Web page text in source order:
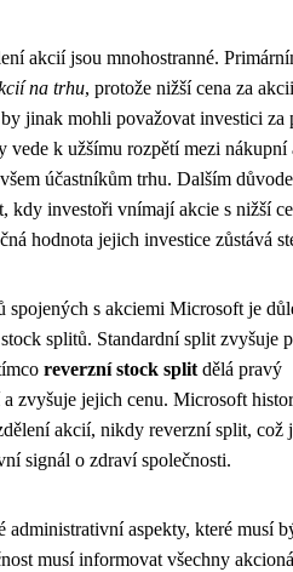
akcií jsou mnohostranné.
na trhu, protože nižší cena za akcii
jinak mohli považovat investici za
k užšímu rozpětí mezi nákupní
účastníkům trhu. Dalším
kdy investoři vnímají akcie s nižší
hodnota jejich investice zůstává
s akciemi Microsoft je
splitů. Standardní split zvyšuje
reverzní stock split dělá pravý
zvyšuje jejich cenu. Microsoft
akcií, nikdy reverzní split, což
signál o zdraví společnosti.
administrativní aspekty, které musí
musí informovat všechny